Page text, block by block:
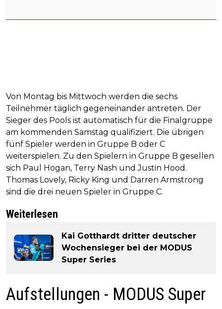
Von Montag bis Mittwoch werden die sechs
Teilnehmer täglich gegeneinander antreten. Der
Sieger des Pools ist automatisch für die Finalgruppe
am kommenden Samstag qualifiziert. Die übrigen
fünf Spieler werden in Gruppe B oder C
weiterspielen. Zu den Spielern in Gruppe B gesellen
sich Paul Hogan, Terry Nash und Justin Hood.
Thomas Lovely, Ricky King und Darren Armstrong
sind die drei neuen Spieler in Gruppe C.
Weiterlesen
Kai Gotthardt dritter deutscher
Wochensieger bei der MODUS
Super Series
Aufstellungen - MODUS Super